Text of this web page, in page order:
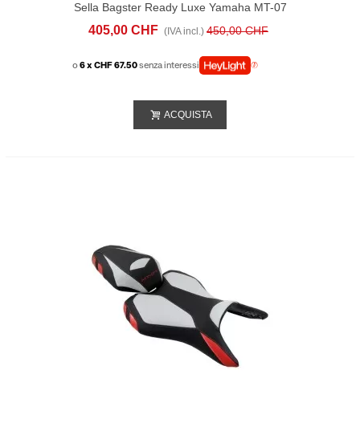
Sella Bagster Ready Luxe Yamaha MT-07
(2018-20) Nera Argento
405,00 CHF (IVA incl.) 450,00 CHF
o6 x CHF 67.50senza interessi
ACQUISTA